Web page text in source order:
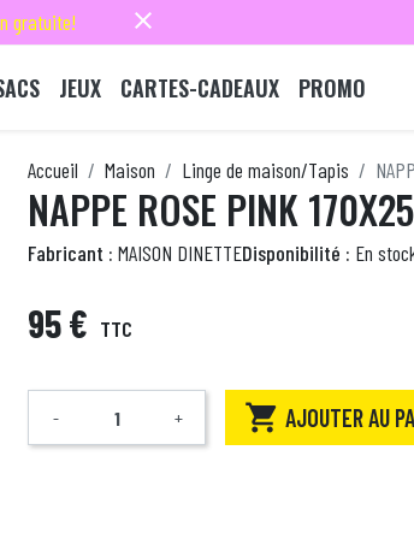
gratuite! close
JEUX CARTES-CADEAUX PROMO
Accueil Maison Linge de maison/Tapis
NAPPE ROSE PINK
Fabricant : MAISON DINETTEDisponibilité : En
95 € TTC
Quantité
- +  AJOUTER AU